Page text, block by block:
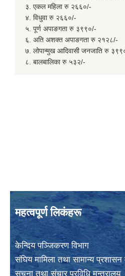
३. एकल महिला रु २६६०/-
४. विधुवा रु २६६०/-
५. पूर्ण अपाङगता रु ३९९०/-
६. अति अशक्त अपाङगता रु २१२८/-
७. लोपान्मुख आदिवासी जनजाति रु
८. बालबालिका रु ५३२/-
महत्वपूर्ण लिकंहरू
केन्दिय पञ्जिकरण विभाग
संघिय मामिला तथा सामान्य प्रशासन
सूचना तथा संचार प्रविधि मन्त्रालय